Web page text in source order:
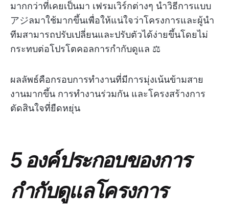
มากกว่าที่เคยเป็นมา เฟรมเวิร์กต่างๆ นำวิธีการแบบ
アジลมาใช้มากขึ้นเพื่อให้แน่ใจว่าโครงการและผู้นำ
ทีมสามารถปรับเปลี่ยนและปรับตัวได้ง่ายขึ้นโดยไม่
กระทบต่อโปรโตคอลการกำกับดูแล ⚖️
ผลลัพธ์คือกรอบการทำงานที่มีการมุ่งเน้นข้ามสาย
งานมากขึ้น การทำงานร่วมกัน และโครงสร้างการ
ตัดสินใจที่ยืดหยุ่น
5 องค์ประกอบของการ
กำกับดูแลโครงการ